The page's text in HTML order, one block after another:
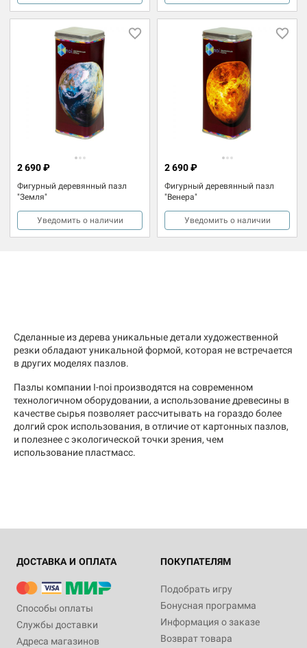
Фигурный деревянный пазл
"Земля"
2 690 ₽
Уведомить о наличии
Фигурный деревянный пазл
"Венера"
2 690 ₽
Уведомить о наличии
Сделанные из дерева уникальные детали художественной
резки обладают уникальной формой, которая не встречается
в других моделях пазлов.
Пазлы компании I-noi производятся на современном
технологичном оборудовании, а использование древесины в
качестве сырья позволяет рассчитывать на гораздо более
долгий срок использования, в отличие от картонных пазлов,
и полезнее с экологической точки зрения, чем
использование пластмасс.
ДОСТАВКА И ОПЛАТА
Способы оплаты
Службы доставки
Адреса магазинов
ПОКУПАТЕЛЯМ
Подобрать игру
Бонусная программа
Информация о заказе
Возврат товара